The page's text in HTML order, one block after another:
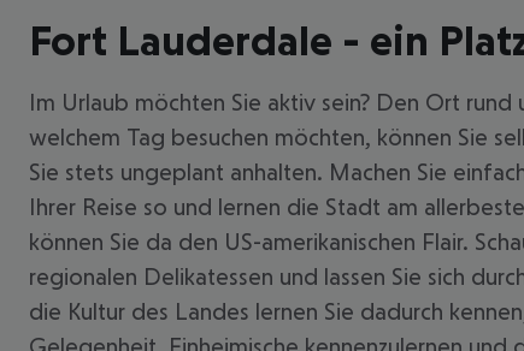
Fort Lauderdale - ein
Im Urlaub möchten Sie aktiv sein? Den Ort
welchem Tag besuchen möchten, können Sie
Sie stets ungeplant anhalten. Machen Sie
Ihrer Reise so und lernen die Stadt am
können Sie da den US-amerikanischen Flair.
regionalen Delikatessen und lassen Sie sich
die Kultur des Landes lernen Sie dadurch